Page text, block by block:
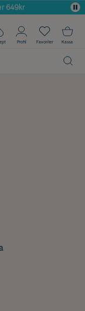
649kr
Profil Favoriter Kassa